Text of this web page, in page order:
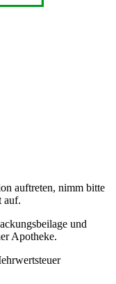
auftreten, nimm bitte
auf.
und
Apotheke.